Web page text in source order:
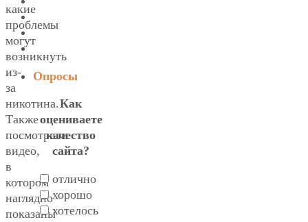
какие
проблемы
могут
возникнуть
из-
за
никотина.
Также
посмотрели
видео,
в
котором
наглядно
показаны
Опросы
Как
оцениваете
качество
сайта?
отлично
хорошо
хотелось